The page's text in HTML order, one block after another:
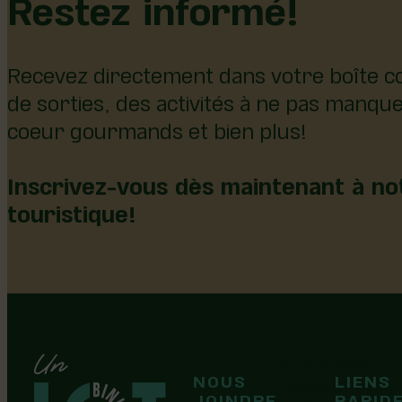
Recevez directement dans votre boîte
de sorties, des activités à ne pas
coeur gourmands et bien plus!
Inscrivez-vous dès maintenant à
touristique!
NOUS
Laurier-Station
LIENS